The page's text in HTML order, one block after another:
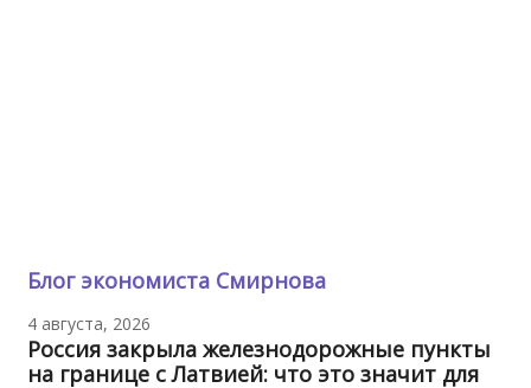
Блог экономиста Смирнова
4 августа, 2026
Россия закрыла железнодорожные пункты
на границе с Латвией: что это значит для